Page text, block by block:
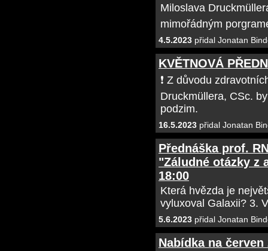
Miloslava
mimořádným
4.5.2023 přidal Jonatan
KVĚTNOVÁ
❗ Z důvodu
Druckmüllera, CSc.
podzim.
16.5.2023 přidal Jonatan
Přednáška prof.
"Záludné otázky z
18:00
Která hvězda je
vyluxoval Galaxii? 3.
5.6.2023 přidal Jonatan
Nabídka na červen